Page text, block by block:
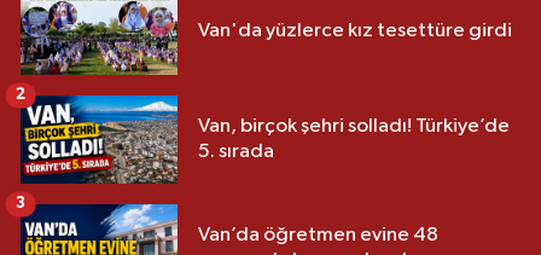
Van'da yüzlerce kız tesettüre girdi
Van, birçok şehri solladı! Türkiye’de
5. sırada
2
Van’da öğretmen evine 48
3